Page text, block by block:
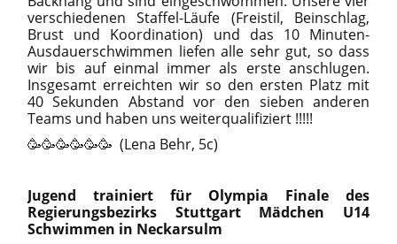
verschiedenen Staffel-Läufe (Freistil, Beinschlag,
Brust und Koordination) und das 10 Minuten-
Ausdauerschwimmen liefen alle sehr gut, so dass
wir bis auf einmal immer als erste anschlugen.
Insgesamt erreichten wir so den ersten Platz mit
40 Sekunden Abstand vor den sieben anderen
Teams und haben uns weiterqualifiziert !!!!!
🥳🥳🥳🥳🥳🥳 (Lena Behr, 5c)
Jugend trainiert für Olympia Finale
des
Regierungsbezirks Stuttgart
Mädchen U14
Schwimmen in Neckarsulm